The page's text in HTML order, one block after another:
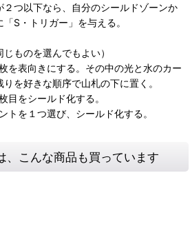
つ以下なら、自分のシールドゾーンか
S・トリガー」を与える。
ものを選んでもよい）
を表向きにする。その中の光と水のカー
を好きな順序で山札の下に置く。
をシールド化する。
を１つ選び、シールド化する。
、こんな商品も買っています